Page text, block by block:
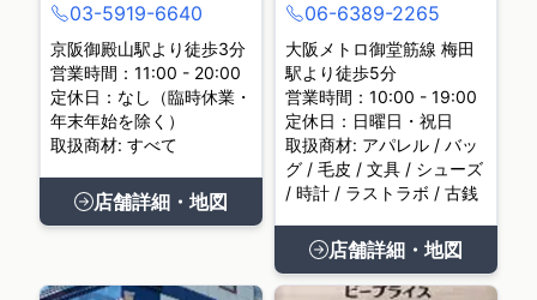
03-5919-6640
京阪御殿山駅より徒歩3分
営業時間：11:00 - 20:00
定休日：なし（臨時休業・
年末年始を除く）
取扱商材: すべて
店舗詳細・地図
06-6389-2265
大阪メトロ御堂筋線 梅田
駅より徒歩5分
営業時間：10:00 - 19:00
定休日：日曜日・祝日
取扱商材: アパレル / バッ
グ / 毛皮 / 文具 / シューズ
/ 時計 / ラストラボ / 古銭
店舗詳細・地図